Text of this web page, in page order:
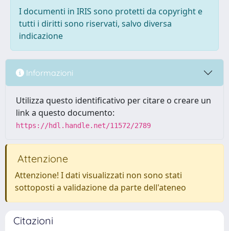
I documenti in IRIS sono protetti da copyright e
tutti i diritti sono riservati, salvo diversa
indicazione
Informazioni
Utilizza questo identificativo per citare o creare un
link a questo documento:
https://hdl.handle.net/11572/2789
Attenzione
Attenzione! I dati visualizzati non sono stati
sottoposti a validazione da parte dell'ateneo
Citazioni